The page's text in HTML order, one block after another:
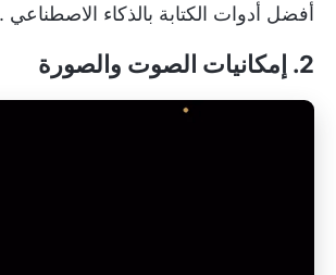
أفضل أدوات الكتابة بالذكاء الاصطناعي .
2. إمكانيات الصوت والصورة